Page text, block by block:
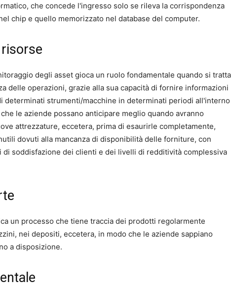
che concede l'ingresso solo se rileva la corrispondenza
chip e quello memorizzato nel database del computer.
degli asset gioca un ruolo fondamentale quando si tratta
delle operazioni, grazie alla sua capacità di fornire informazioni
determinati strumenti/macchine in determinati periodi all'interno
le aziende possano anticipare meglio quando avranno
attrezzature, eccetera, prima di esaurirle completamente,
dovuti alla mancanza di disponibilità delle forniture, con
soddisfazione dei clienti e dei livelli di redditività complessiva
un processo che tiene traccia dei prodotti regolarmente
nei depositi, eccetera, in modo che le aziende sappiano
a disposizione.